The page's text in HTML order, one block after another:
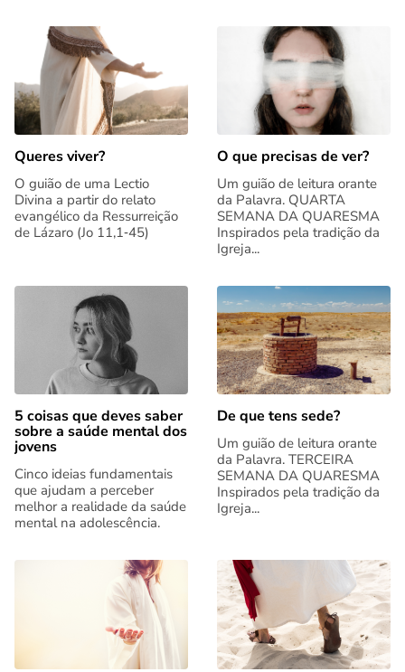
Queres viver?
O guião de uma Lectio
Divina a partir do relato
evangélico da Ressurreição
de Lázaro (Jo 11,1‑45)
O que precisas de ver?
Um guião de leitura orante
da Palavra. QUARTA
SEMANA DA QUARESMA
Inspirados pela tradição da
Igreja...
5 coisas que deves saber
sobre a saúde mental dos
jovens
Cinco ideias fundamentais
que ajudam a perceber
melhor a realidade da saúde
mental na adolescência.
De que tens sede?
Um guião de leitura orante
da Palavra. TERCEIRA
SEMANA DA QUARESMA
Inspirados pela tradição da
Igreja...